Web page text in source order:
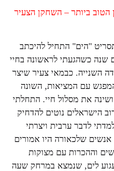
הטוב ביותר – השחקן הצעיר
"הים" התחיל להיכתב
שנה כשהגעתי לראשונה בחיי
השנייה. כבמאי צעיר שיצר
עם המציאות, השונה
את מסלול חיי. התחלתי
הישראלים נוטים להדחיק
לדבר ערבית ויצרתי
שלכאורה היו אמורים
וההכרות עם מצוקות
לים, שנמצא במרחק שעה